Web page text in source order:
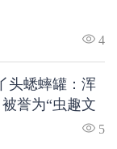
4
头蟋蟀罐：浑
誉为“虫趣文
5